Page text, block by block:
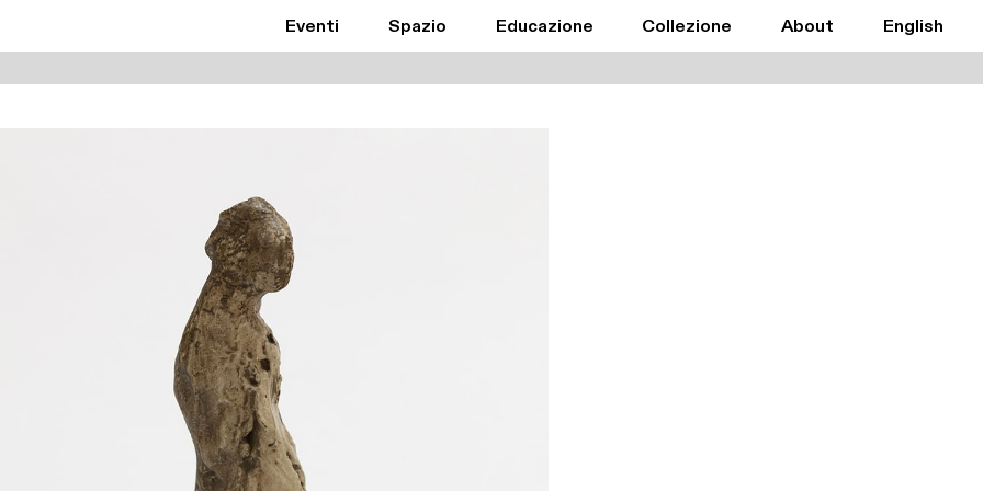
Eventi Spazio Educazione Collezione About English